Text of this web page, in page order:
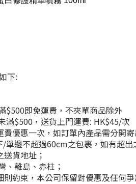
下:
$500即免運費，不夾單商品除外
滿$500，送貨上門運費: HK$45/次
優惠一次，如訂單內產品需分開
單邊不超過60cm之包裹，如有超
貨地址；
離島、赤柱；
約束，本公司保留對優惠及任何